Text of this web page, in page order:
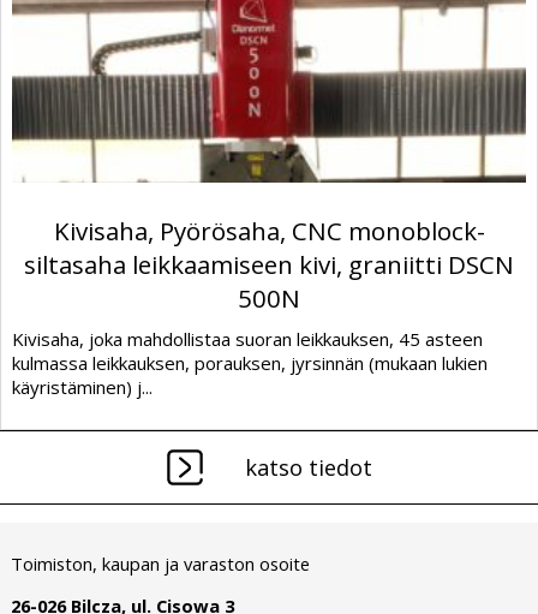
Kivisaha, Pyörösaha, CNC monoblock-
siltasaha leikkaamiseen kivi, graniitti DSCN
500N
Kivisaha, joka mahdollistaa suoran leikkauksen, 45 asteen
kulmassa leikkauksen, porauksen, jyrsinnän (mukaan lukien
käyristäminen) j...
katso tiedot
Toimiston, kaupan ja varaston osoite
26-026 Bilcza, ul. Cisowa 3